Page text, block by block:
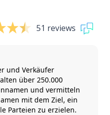
51 reviews
und Verkäufer
über 250.000
und vermitteln
mit dem Ziel, ein
Parteien zu erzielen.